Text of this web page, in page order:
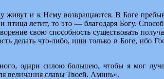
живут и к Нему возвращаются. В Боге
птица летит, то это — благодаря Богу.
свою способность существовать
делать что-либо, ищи только в Боге, ибо
одари силою большею, чтобы я мог
величания славы Твоей. Аминь».